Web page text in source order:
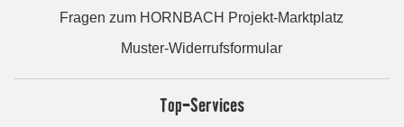
Fragen zum HORNBACH Projekt-Marktplatz
Muster-Widerrufsformular
Top-Services